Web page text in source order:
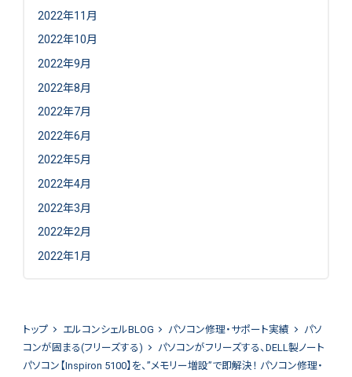
2022年11月
2022年10月
2022年9月
2022年8月
2022年7月
2022年6月
2022年5月
2022年4月
2022年3月
2022年2月
2022年1月
トップ エルコンシェルBLOG パソコン修理・サポート実績
パソ
コンが固まる(フリーズする)
パソコンがフリーズする、DELL製ノート
パソコン【Inspiron 5100】を、”メモリー増設”で即解決！ パソコン修理・